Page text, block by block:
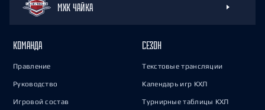
МХК ЧАЙКА
КОМАНДА
Правление
Руководство
Игровой состав
СЕЗОН
Текстовые трансляции
Календарь игр КХЛ
Турнирные таблицы КХЛ